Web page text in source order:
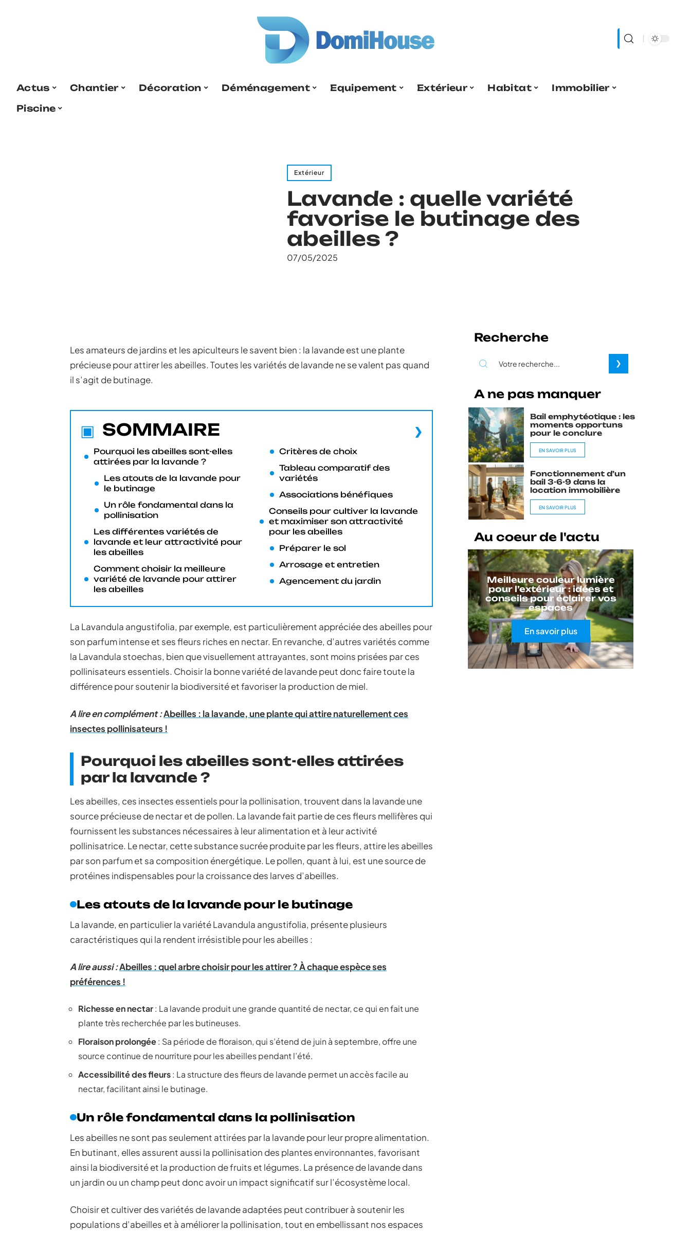
Actus Chantier Décoration Déménagement Equipement Extérieur Habitat
Immobilier
Piscine
Extérieur
Lavande : quelle variété
favorise le butinage des
abeilles ?
07/05/2025
Les amateurs de jardins et les apiculteurs le savent bien : la lavande est une plante
précieuse pour attirer les abeilles. Toutes les variétés de lavande ne se valent pas quand
il s’agit de butinage.
SOMMAIRE
Pourquoi les abeilles sont-elles
attirées par la lavande ?
Les atouts de la lavande pour
le butinage
Un rôle fondamental dans la
pollinisation
Les différentes variétés de
lavande et leur attractivité pour
les abeilles
Comment choisir la meilleure
variété de lavande pour attirer
les abeilles
Critères de choix
Tableau comparatif des
variétés
Associations bénéfiques
Conseils pour cultiver la lavande
et maximiser son attractivité
pour les abeilles
Préparer le sol
Arrosage et entretien
Agencement du jardin
La Lavandula angustifolia, par exemple, est particulièrement appréciée des abeilles pour
son parfum intense et ses fleurs riches en nectar. En revanche, d’autres variétés comme
la Lavandula stoechas, bien que visuellement attrayantes, sont moins prisées par ces
pollinisateurs essentiels. Choisir la bonne variété de lavande peut donc faire toute la
différence pour soutenir la biodiversité et favoriser la production de miel.
A lire en complément :Abeilles : la lavande, une plante qui attire naturellement ces
insectes pollinisateurs !
Pourquoi les abeilles sont-elles attirées
par la lavande ?
Les abeilles, ces insectes essentiels pour la pollinisation, trouvent dans la lavande une
source précieuse de nectar et de pollen. La lavande fait partie de ces fleurs mellifères qui
fournissent les substances nécessaires à leur alimentation et à leur activité
pollinisatrice. Le nectar, cette substance sucrée produite par les fleurs, attire les abeilles
par son parfum et sa composition énergétique. Le pollen, quant à lui, est une source de
protéines indispensables pour la croissance des larves d’abeilles.
Les atouts de la lavande pour le butinage
La lavande, en particulier la variété Lavandula angustifolia, présente plusieurs
caractéristiques qui la rendent irrésistible pour les abeilles :
A lire aussi :Abeilles : quel arbre choisir pour les attirer ? À chaque espèce ses
préférences !
Richesse en nectar: La lavande produit une grande quantité de nectar, ce qui en fait une
plante très recherchée par les butineuses.
Floraison prolongée: Sa période de floraison, qui s’étend de juin à septembre, offre une
source continue de nourriture pour les abeilles pendant l’été.
Accessibilité des fleurs: La structure des fleurs de lavande permet un accès facile au
nectar, facilitant ainsi le butinage.
Un rôle fondamental dans la pollinisation
Les abeilles ne sont pas seulement attirées par la lavande pour leur propre alimentation.
En butinant, elles assurent aussi la pollinisation des plantes environnantes, favorisant
ainsi la biodiversité et la production de fruits et légumes. La présence de lavande dans
un jardin ou un champ peut donc avoir un impact significatif sur l’écosystème local.
Choisir et cultiver des variétés de lavande adaptées peut contribuer à soutenir les
populations d’abeilles et à améliorer la pollinisation, tout en embellissant nos espaces
Recherche
A ne pas manquer
Bail emphytéotique : les
moments opportuns
pour le conclure
EN SAVOIR PLUS
Fonctionnement d’un
bail 3-6-9 dans la
location immobilière
EN SAVOIR PLUS
Au coeur de l'actu
Meilleure couleur lumière
pour l’extérieur : idées et
conseils pour éclairer vos
espaces
En savoir plus